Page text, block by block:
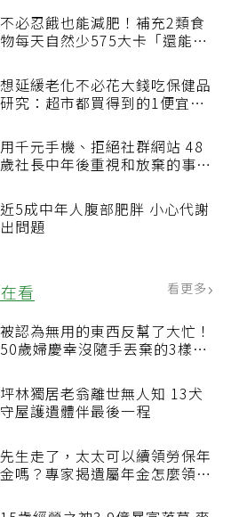
不必忍餓也能減肥！補充2類食
物每天自然少575大卡「還能吃
想延緩老化不必花大錢吃保健品
研究：超市都買得到的1便宜食
用千元手機、拒絕社群網站 48
歲社長中年後重視和放棄的事：
近5成中年人腹部肥胖 小心代謝
出問題
看
被認為無用的東西反幫了大忙！
50歲婦慶幸沒隨手丟棄的3樣物
坪林獨居老翁離世無人知 13犬
守屋護遺體伴最後一程
先生走了，太太可以續領勞保年
看順位還要看資格